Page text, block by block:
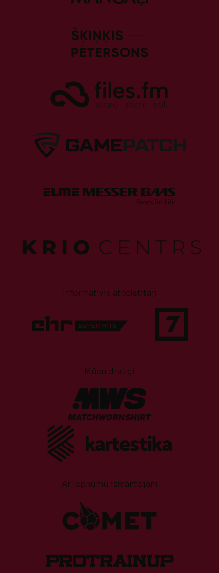
Informatīvie atbalstītāji
Mūsu draugi
Ar lepnumu izmantojam